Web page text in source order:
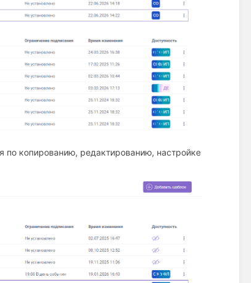
копированию, редактированию, настройке